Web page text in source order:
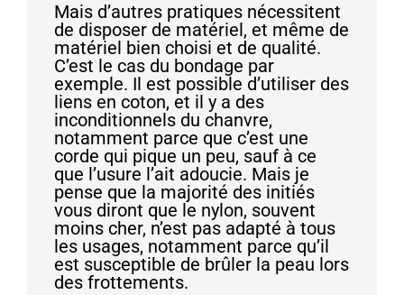
Mais d’autres pratiques nécessitent
de disposer de matériel, et même de
matériel bien choisi et de qualité.
C’est le cas du bondage par
exemple. Il est possible d’utiliser des
liens en coton, et il y a des
inconditionnels du chanvre,
notamment parce que c’est une
corde qui pique un peu, sauf à ce
que l’usure l’ait adoucie. Mais je
pense que la majorité des initiés
vous diront que le nylon, souvent
moins cher, n’est pas adapté à tous
les usages, notamment parce qu’il
est susceptible de brûler la peau lors
des frottements.